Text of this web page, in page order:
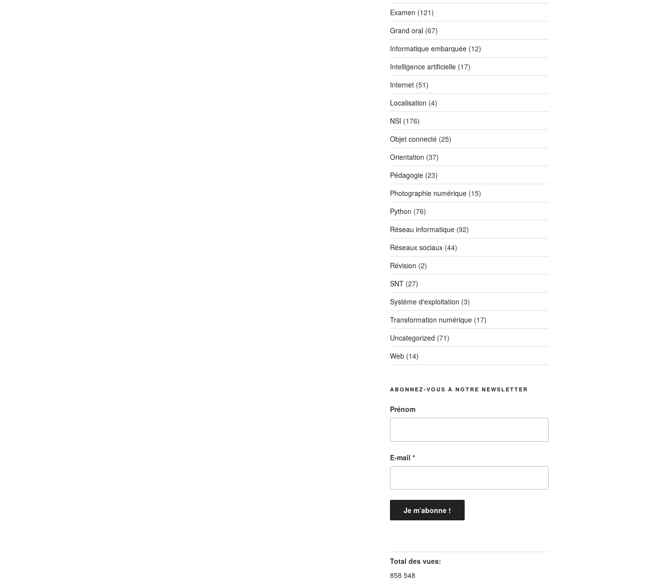
Examen (121)
Grand oral(67)
Informatique embarquée(12)
Intelligence artificielle(17)
Internet(51)
Localisation (4)
NSI (176)
Objet connecté(25)
Orientation (37)
Pédagogie(23)
Photographie numérique(15)
Python (76)
Réseau informatique(92)
Réseaux sociaux(44)
Révision (2)
SNT(27)
Système d'exploitation (3)
Transformation numérique(17)
Uncategorized (71)
Web(14)
ABONNEZ-VOUS À NOTRE NEWSLETTER
Prénom
E-mail *
Total des vues:
858 548